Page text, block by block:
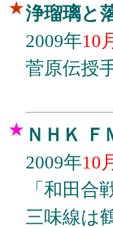
★浄瑠璃と
2009年10
菅原伝授
★ ＮＨＫ Ｆ
2009年10
「和田合
三味線は